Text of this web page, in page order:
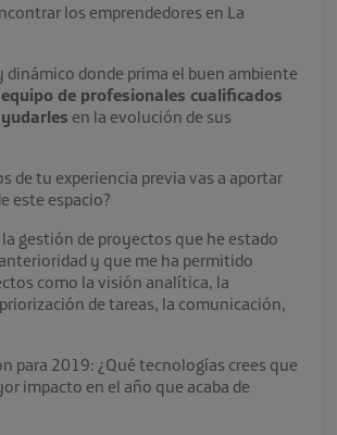
los emprendedores en La
dinámico donde prima el buen ambiente
de profesionales cualificados
en la evolución de sus
de tu experiencia previa vas a aportar
este espacio?
gestión de proyectos que he estado
y que me ha permitido
como la visión analítica, la
de tareas, la comunicación,
para 2019: ¿Qué tecnologías crees que
impacto en el año que acaba de